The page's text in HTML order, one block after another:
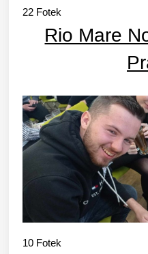
22 Fotek
Rio Mare
10 Fotek